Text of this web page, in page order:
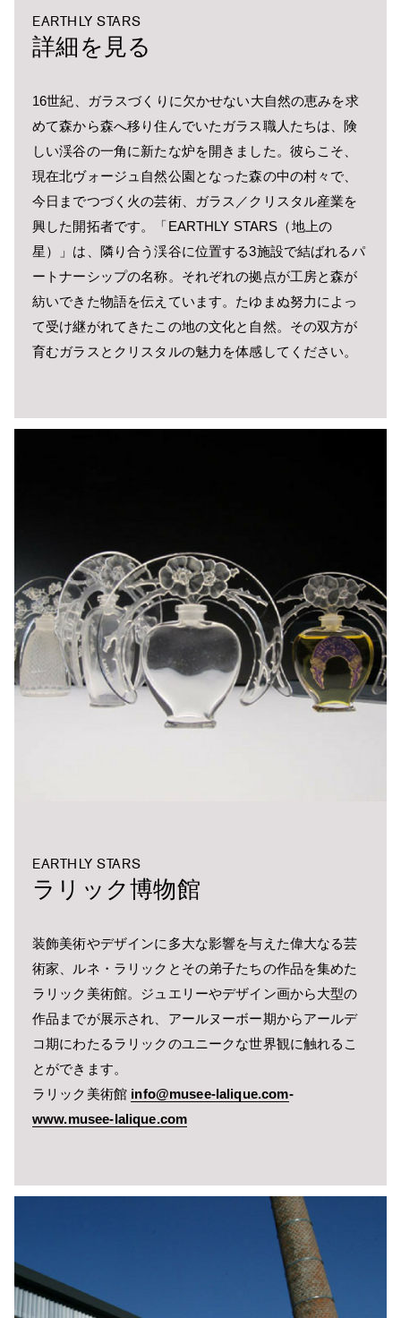
EARTHLY STARS
詳細を見る
16世紀、ガラスづくりに欠かせない大自然の恵みを求
めて森から森へ移り住んでいたガラス職人たちは、険
しい渓谷の一角に新たな炉を開きました。彼らこそ、
現在北ヴォージュ自然公園となった森の中の村々で、
今日までつづく火の芸術、ガラス／クリスタル産業を
興した開拓者です。「EARTHLY STARS（地上の
星）」は、隣り合う渓谷に位置する3施設で結ばれるパ
ートナーシップの名称。それぞれの拠点が工房と森が
紡いできた物語を伝えています。たゆまぬ努力によっ
て受け継がれてきたこの地の文化と自然。その双方が
育むガラスとクリスタルの魅力を体感してください。
EARTHLY STARS
ラリック博物館
装飾美術やデザインに多大な影響を与えた偉大なる芸
術家、ルネ・ラリックとその弟子たちの作品を集めた
ラリック美術館。ジュエリーやデザイン画から大型の
作品までが展示され、アールヌーボー期からアールデ
コ期にわたるラリックのユニークな世界観に触れるこ
とができます。
ラリック美術館 info@musee-lalique.com-
www.musee-lalique.com